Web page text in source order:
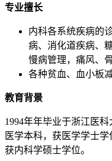
专业擅长
内科各系统疾病的
病、消化道疾病、
慢病管理，痛风、
各种贫血、血小板
教育背景
1994年年毕业于浙江医
医学本科，获医学学士学
获内科学硕士学位。